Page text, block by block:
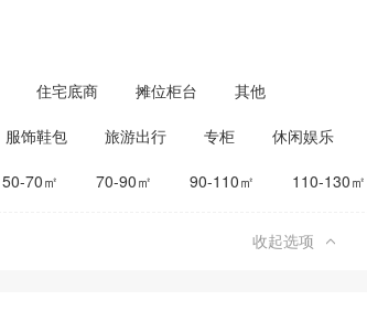
住宅底商 摊位柜台 其他
服饰鞋包 旅游出行 专柜 休闲娱乐
50-70㎡ 70-90㎡ 90-110㎡ 110-130㎡
收起选项